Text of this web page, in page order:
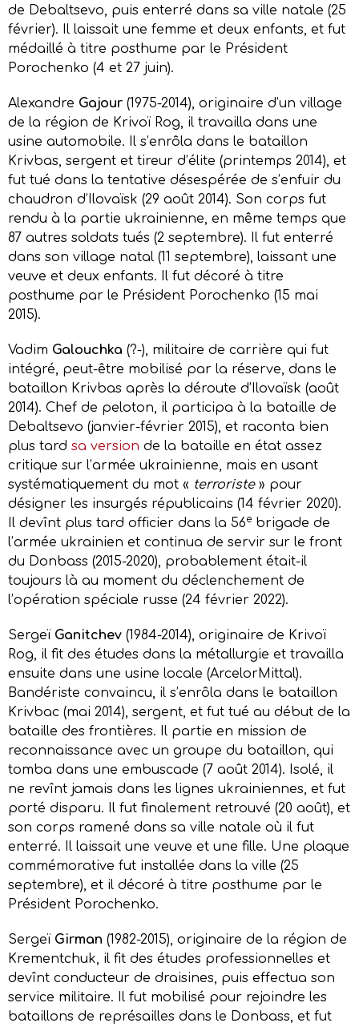
de Debaltsevo, puis enterré dans sa ville natale (25
février). Il laissait une femme et deux enfants, et fut
médaillé à titre posthume par le Président
Porochenko (4 et 27 juin).
Alexandre Gajour (1975-2014), originaire d’un village
de la région de Krivoï Rog, il travailla dans une
usine automobile. Il s’enrôla dans le bataillon
Krivbas, sergent et tireur d’élite (printemps 2014), et
fut tué dans la tentative désespérée de s’enfuir du
chaudron d’Ilovaïsk (29 août 2014). Son corps fut
rendu à la partie ukrainienne, en même temps que
87 autres soldats tués (2 septembre). Il fut enterré
dans son village natal (11 septembre), laissant une
veuve et deux enfants. Il fut décoré à titre
posthume par le Président Porochenko (15 mai
2015).
Vadim Galouchka (?-), militaire de carrière qui fut
intégré, peut-être mobilisé par la réserve, dans le
bataillon Krivbas après la déroute d’Ilovaïsk (août
2014). Chef de peloton, il participa à la bataille de
Debaltsevo (janvier-février 2015), et raconta bien
plus tard sa version de la bataille en état assez
critique sur l’armée ukrainienne, mais en usant
systématiquement du mot « terroriste» pour
désigner les insurgés républicains (14 février 2020).
Il devînt plus tard officier dans la 56e brigade de
l’armée ukrainien et continua de servir sur le front
du Donbass (2015-2020), probablement était-il
toujours là au moment du déclenchement de
l’opération spéciale russe (24 février 2022).
Sergeï Ganitchev (1984-2014), originaire de Krivoï
Rog, il fit des études dans la métallurgie et travailla
ensuite dans une usine locale (ArcelorMittal).
Bandériste convaincu, il s’enrôla dans le bataillon
Krivbac (mai 2014), sergent, et fut tué au début de la
bataille des frontières. Il partie en mission de
reconnaissance avec un groupe du bataillon, qui
tomba dans une embuscade (7 août 2014). Isolé, il
ne revînt jamais dans les lignes ukrainiennes, et fut
porté disparu. Il fut finalement retrouvé (20 août), et
son corps ramené dans sa ville natale où il fut
enterré. Il laissait une veuve et une fille. Une plaque
commémorative fut installée dans la ville (25
septembre), et il décoré à titre posthume par le
Président Porochenko.
Sergeï Girman (1982-2015), originaire de la région de
Krementchuk, il fit des études professionnelles et
devînt conducteur de draisines, puis effectua son
service militaire. Il fut mobilisé pour rejoindre les
bataillons de représailles dans le Donbass, et fut